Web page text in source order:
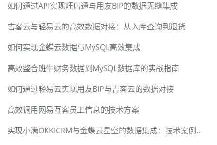
如何通过API实现旺店通与用友BIP的数据无缝集成
吉客云与轻易云的高效数据对接：从入库查询到退货
如何实现金蝶云数据与MySQL高效集成
高效整合班牛财务数据到MySQL数据库的实战指南
如何通过轻易云实现用友BIP与吉客云的数据对接
高效调用网易互客员工信息的技术方案
实现小满OKKICRM与金蝶云星空的数据集成：技术案例分析